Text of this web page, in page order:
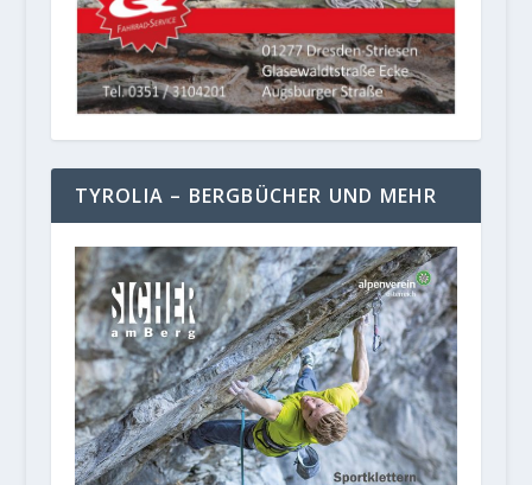
TYROLIA – BERGBÜCHER UND MEHR